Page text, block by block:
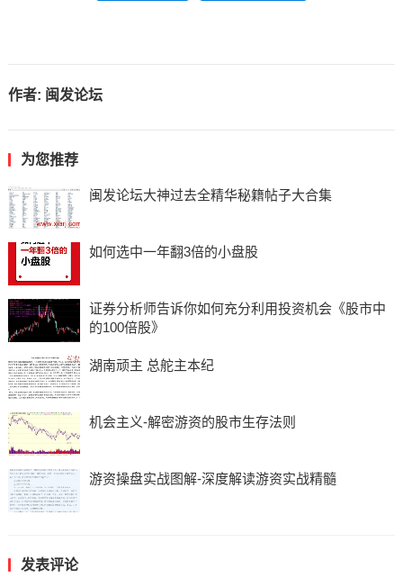
作者: 闽发论坛
为您推荐
闽发论坛大神过去全精华秘籍帖子大合集
如何选中一年翻3倍的小盘股
证券分析师告诉你如何充分利用投资机会《股市中
的100倍股》
湖南顽主 总舵主本纪
机会主义-解密游资的股市生存法则
游资操盘实战图解-深度解读游资实战精髓
发表评论